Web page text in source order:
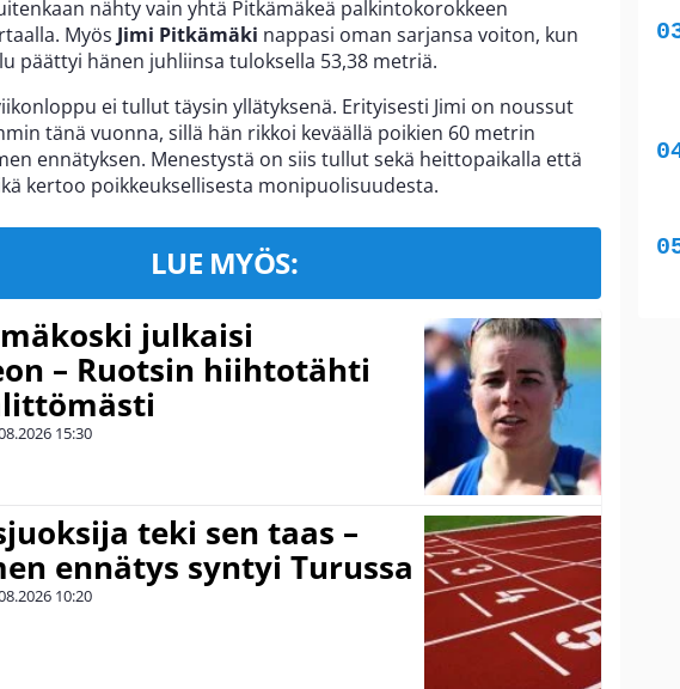
nähty vain yhtä Pitkämäkeä palkintokorokkeen
Myös Jimi Pitkämäki nappasi oman sarjansa voiton, kun
päättyi hänen juhliinsa tuloksella 53,38 metriä.
ei tullut täysin yllätyksenä. Erityisesti Jimi on noussut
tänä vuonna, sillä hän rikkoi keväällä poikien 60 metrin
ennätyksen. Menestystä on siis tullut sekä heittopaikalla että
kertoo poikkeuksellisesta monipuolisuudesta.
LUE MYÖS:
julkaisi
– Ruotsin hiihtotähti
15:30
teki sen taas –
ennätys syntyi Turussa
10:20